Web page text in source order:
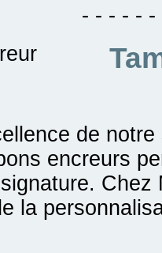
- - - - -
de
encreurs
la